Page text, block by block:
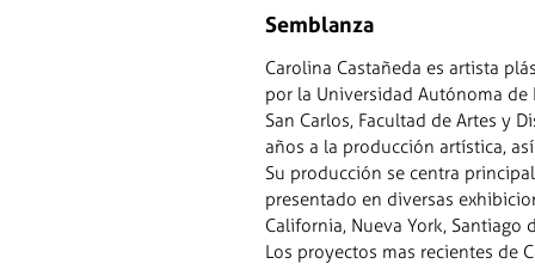
Semblanza
Carolina Castañeda es artista
por la Universidad Autónoma de
San Carlos, Facultad de Artes y
años a la producción artística,
Su producción se centra
presentado en diversas
California, Nueva York, Santiago
Los proyectos mas recientes de